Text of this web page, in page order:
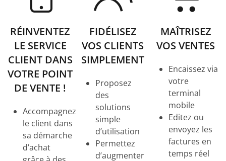
RÉINVENTEZ
LE SERVICE
CLIENT DANS
VOTRE POINT
DE VENTE !
Accompagnez
le client dans
sa démarche
d’achat
FIDÉLISEZ
VOS CLIENTS
SIMPLEMENT
Proposez
des
solutions
simple
d’utilisation
Permettez
d’augmenter
MAÎTRISEZ
VOS VENTES
Encaissez via
votre
terminal
mobile
Editez ou
envoyez les
factures en
temps réel